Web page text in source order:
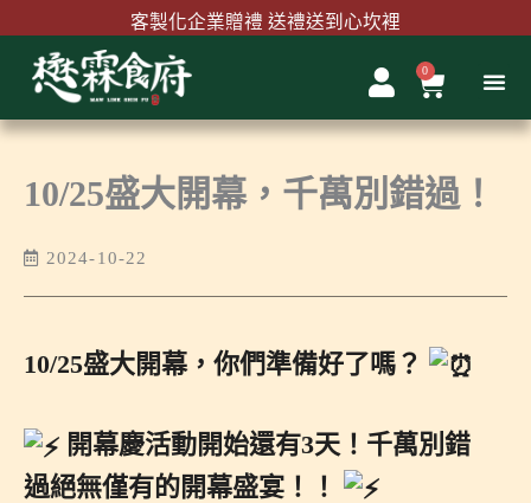
至
內
客製化企業贈禮 送禮送到心坎裡
首購結帳輸入『MAWLINK100』現折100元
0
購
物
籃
10/25盛大開幕，千萬別錯過！
2024-10-22
10/25盛大開幕，你們準備好了嗎？
開幕慶活動開始還有3天！千萬別錯
過絕無僅有的開幕盛宴！！